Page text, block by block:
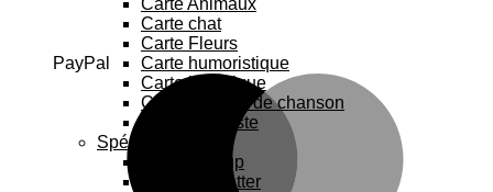
PayPal
Carte Animaux
Carte chat
Carte Fleurs
Carte humoristique
Carte botanique
Carte Paroles de chanson
Carte féministe
Spécial
Carte Pop up
Cartes à gratter